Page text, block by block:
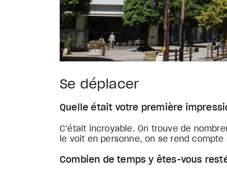
Se déplacer
Quelle était votre première
C’était incroyable. On trouve de
le voit en personne, on se rend
Combien de temps y êtes-vous